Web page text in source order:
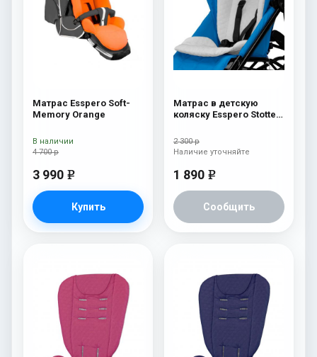
Матрас Esspero Soft-
Memory Orange
4 700 р
3 990 e
Купить
В наличии
Матрас в детскую
коляску Esspero Stotte
2 300 р
1 890 e
Сообщить
Наличие уточняйте